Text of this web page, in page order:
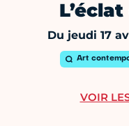
Du jeudi 17
Art
VOIR